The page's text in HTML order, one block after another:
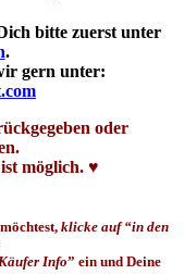
bitte zuerst unter
.
gern unter:
oder
möglich. ♥
klicke auf “in den
Info” ein und Deine